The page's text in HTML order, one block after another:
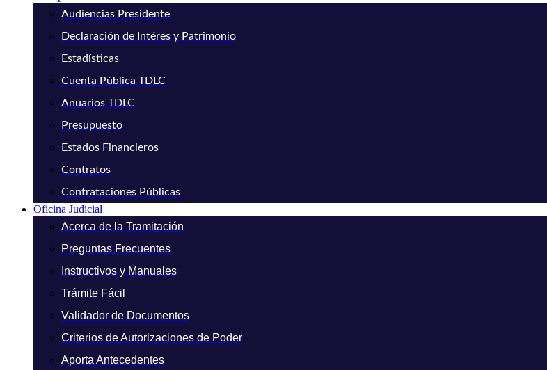
Audiencias Presidente
Declaración de Intéres y Patrimonio
Estadísticas
Cuenta Pública TDLC
Anuarios TDLC
Presupuesto
Estados Financieros
Contratos
Contrataciones Públicas
Oficina Judicial
Acerca de la Tramitación
Preguntas Frecuentes
Instructivos y Manuales
Trámite Fácil
Validador de Documentos
Criterios de Autorizaciones de Poder
Aporta Antecedentes